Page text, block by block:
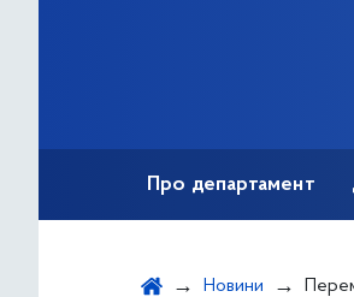
Про департамент
Новини Переможцем